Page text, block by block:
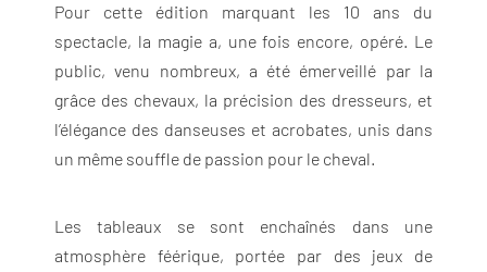
Pour cette édition marquant les 10 ans du
spectacle, la magie a, une fois encore, opéré. Le
public, venu nombreux, a été émerveillé par la
grâce des chevaux, la précision des dresseurs, et
l’élégance des danseuses et acrobates, unis dans
un même souffle de passion pour le cheval.
Les tableaux se sont enchaînés dans une
atmosphère féérique, portée par des jeux de